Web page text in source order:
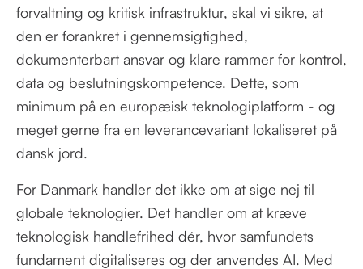
forvaltning og kritisk infrastruktur, skal vi sikre, at
den er forankret i gennemsigtighed,
dokumenterbart ansvar og klare rammer for kontrol,
data og beslutningskompetence. Dette, som
minimum på en europæisk teknologiplatform - og
meget gerne fra en leverancevariant lokaliseret på
dansk jord.
For Danmark handler det ikke om at sige nej til
globale teknologier. Det handler om at kræve
teknologisk handlefrihed dér, hvor samfundets
fundament digitaliseres og der anvendes AI. Med